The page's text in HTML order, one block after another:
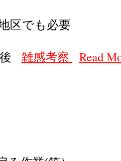
区でも必要
雑感考察 Read